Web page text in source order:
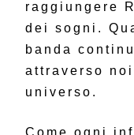
raggiungere
dei sogni.
banda
attraverso
universo.
Come ogni